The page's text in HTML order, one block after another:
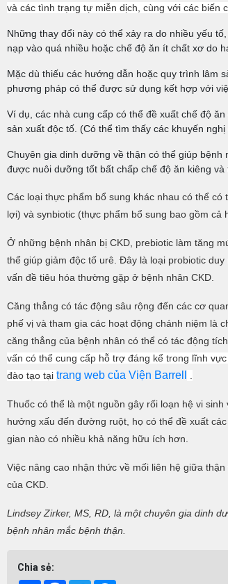
và các tình trạng tự miễn dịch, cùng với các biến
Những thay đổi này có thể xảy ra do nhiều yếu
nạp vào quá nhiều hoặc chế độ ăn ít chất xơ do
Mặc dù thiếu các hướng dẫn hoặc quy trình lâm
phương pháp có thể được sử dụng kết hợp với
Ví dụ, các nhà cung cấp có thể đề xuất chế độ
sản xuất độc tố. (Có thể tìm thấy các khuyến
Chuyên gia dinh dưỡng về thận có thể giúp
được nuôi dưỡng tốt bất chấp chế độ ăn kiêng
Các loại thực phẩm bổ sung khác nhau có thể
lợi) và synbiotic (thực phẩm bổ sung bao gồm cả
Ở những bệnh nhân bị CKD, prebiotic làm tăng
thể giúp giảm độc tố urê. Đây là loại probiotic
vấn đề tiêu hóa thường gặp ở bệnh nhân CKD.
Căng thẳng có tác động sâu rộng đến các cơ
phế vị và tham gia các hoạt động chánh niệm là
căng thẳng của bệnh nhân có thể có tác động
vấn có thể cung cấp hỗ trợ đáng kể trong lĩnh
đào tạo tại trang web của Viện Barrell .
Thuốc có thể là một nguồn gây rối loạn hệ vi
hưởng xấu đến đường ruột, họ có thể đề xuất
gian nào có nhiều khả năng hữu ích hơn.
Việc nâng cao nhận thức về mối liên hệ giữa
của CKD.
Lindsey Zirker, MS, RD, là một chuyên gia dinh
bệnh nhân mắc bệnh thận.
Chia sẻ: